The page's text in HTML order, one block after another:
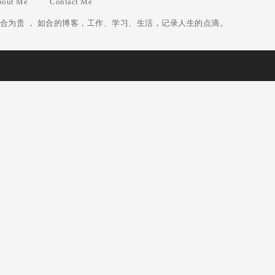
为贵 ， 如合的博客，工作、学习、生活，记录人生的点滴。